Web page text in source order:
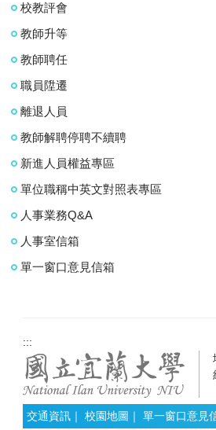
校教評會
教師升等
教師聘任
職員陞遷
離退人員
教師解聘停聘不續聘
新進人員權益專區
單位職稱中英文對照表專區
人事業務Q&A
人事室信箱
單一窗口意見信箱
:::
交通資訊 ｜ 校園地圖 ｜ 單一窗口意見